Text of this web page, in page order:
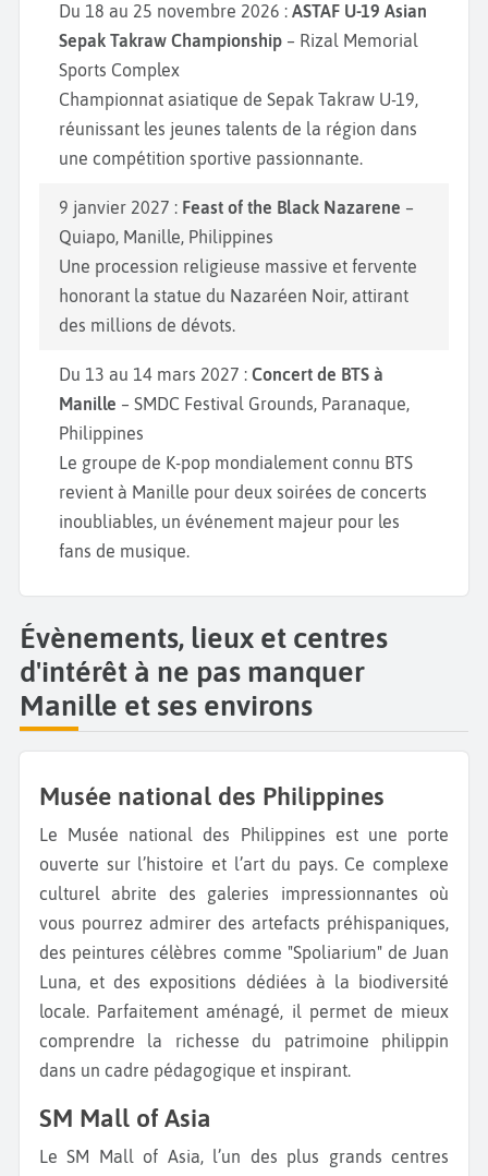
Du 18 au 25 novembre 2026 : ASTAF U-19 Asian
Sepak Takraw Championship – Rizal Memorial
Sports Complex
Championnat asiatique de Sepak Takraw U-19,
réunissant les jeunes talents de la région dans
une compétition sportive passionnante.
9 janvier 2027 : Feast of the Black Nazarene –
Quiapo, Manille, Philippines
Une procession religieuse massive et fervente
honorant la statue du Nazaréen Noir, attirant
des millions de dévots.
Du 13 au 14 mars 2027 : Concert de BTS à
Manille – SMDC Festival Grounds, Paranaque,
Philippines
Le groupe de K-pop mondialement connu BTS
revient à Manille pour deux soirées de concerts
inoubliables, un événement majeur pour les
fans de musique.
Évènements, lieux et centres
d'intérêt à ne pas manquer
Manille et ses environs
Musée national des Philippines
Le Musée national des Philippines est une porte
ouverte sur l’histoire et l’art du pays. Ce complexe
culturel abrite des galeries impressionnantes où
vous pourrez admirer des artefacts préhispaniques,
des peintures célèbres comme "Spoliarium" de Juan
Luna, et des expositions dédiées à la biodiversité
locale. Parfaitement aménagé, il permet de mieux
comprendre la richesse du patrimoine philippin
dans un cadre pédagogique et inspirant.
SM Mall of Asia
Le SM Mall of Asia, l’un des plus grands centres